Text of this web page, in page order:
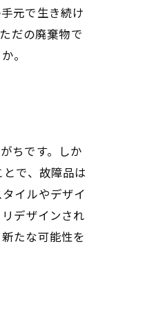
元で生き続け
だの廃棄物で
。
ちです。しか
で、故障品は
イルやデザイ
デザインされ
たな可能性を